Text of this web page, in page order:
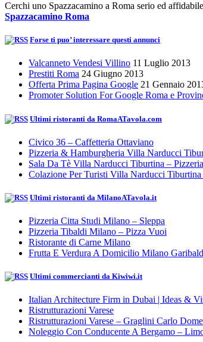
Cerchi uno Spazzacamino a Roma serio ed
Spazzacamino Roma
Forse ti puo’ interessare questi annunci
Valcanneto Vendesi Villino 11 Luglio 2013
Prestiti Roma 24 Giugno 2013
Offerta Prima Pagina Google 21 Gennaio
Promoter Solution For Google Roma e
Ultimi ristoranti da RomaATavola.com
Civico 36 – Caffetteria Ottaviano
Pizzeria & Hamburgheria Villa Narducci
Sala Da Tè Villa Narducci Tiburtina –
Colazione Per Turisti Villa Narducci
Ultimi ristoranti da MilanoATavola.it
Pizzeria Citta Studi Milano – Sleppa
Pizzeria Tibaldi Milano – Pizza Vuoi
Ristorante di Carne Milano
Frutta E Verdura A Domicilio Milano
Ultimi commercianti da Kiwiwi.it
Italian Architecture Firm in Dubai | Ideas &
Ristrutturazioni Varese
Ristrutturazioni Varese – Graglini Carlo
Noleggio Con Conducente A Bergamo –